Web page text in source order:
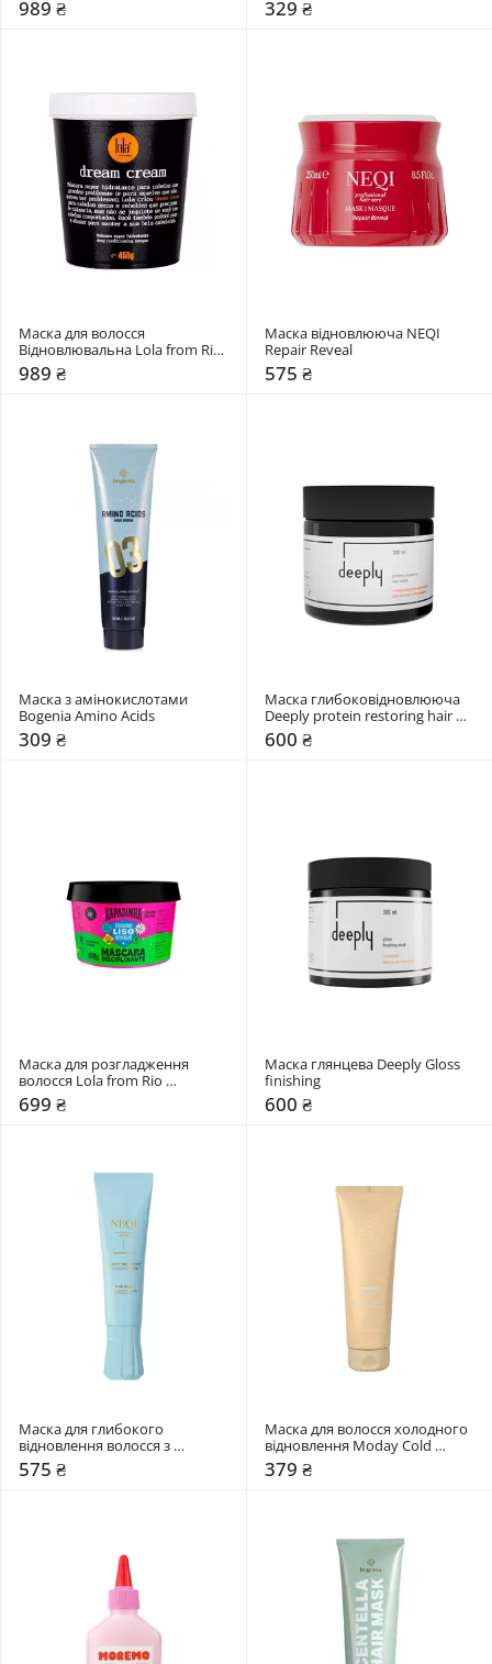
989 ₴ 329 ₴
Маска для волосся
Відновлювальна Lola from Rio
DREAM CREAM
989 ₴
Маска відновлююча NEQI
Repair Reveal
575 ₴
Маска з амінокислотами
Bogenia Amino Acids
309 ₴
Маска глибоковідновлююча
Deeply protein restoring hair
mask
600 ₴
Маска для розгладження
волосся Lola from Rio
Xapadinha
699 ₴
Маска глянцева Deeply Gloss
finishing
600 ₴
Маска для глибокого
відновлення волосся з
малеїновою кислотою NEQI
Treatment Treasure Build Boost
575 ₴
Маска для волосся холодного
відновлення Moday Cold
recovery
379 ₴